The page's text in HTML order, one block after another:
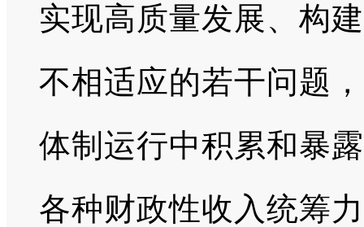
实现高质量发展、构
不相适应的若干问题
体制运行中积累和暴
各种财政性收入统筹